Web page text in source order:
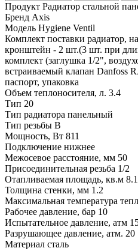
Продукт Радиатор стальной
Бренд Axis
Модель Hygiene Ventil
Комплект поставки радиатор,
кронштейн - 2 шт.(3 шт. при
комплект (заглушка 1/2",
встраиваемый клапан Danfoss
паспорт, упаковка
Объем теплоносителя, л. 3.4
Тип 20
Тип радиатора панельный
Тип резьбы В
Мощность, Вт 811
Подключение нижнее
Межосевое расстояние, мм 50
Присоединительная резьба 1/2
Отапливаемая площадь, кв.м
Толщина стенки, мм 1.2
Максимальная температура
Рабочее давление, бар 10
Испытательное давление, атм
Разрушающее давление, атм. 20
Материал сталь